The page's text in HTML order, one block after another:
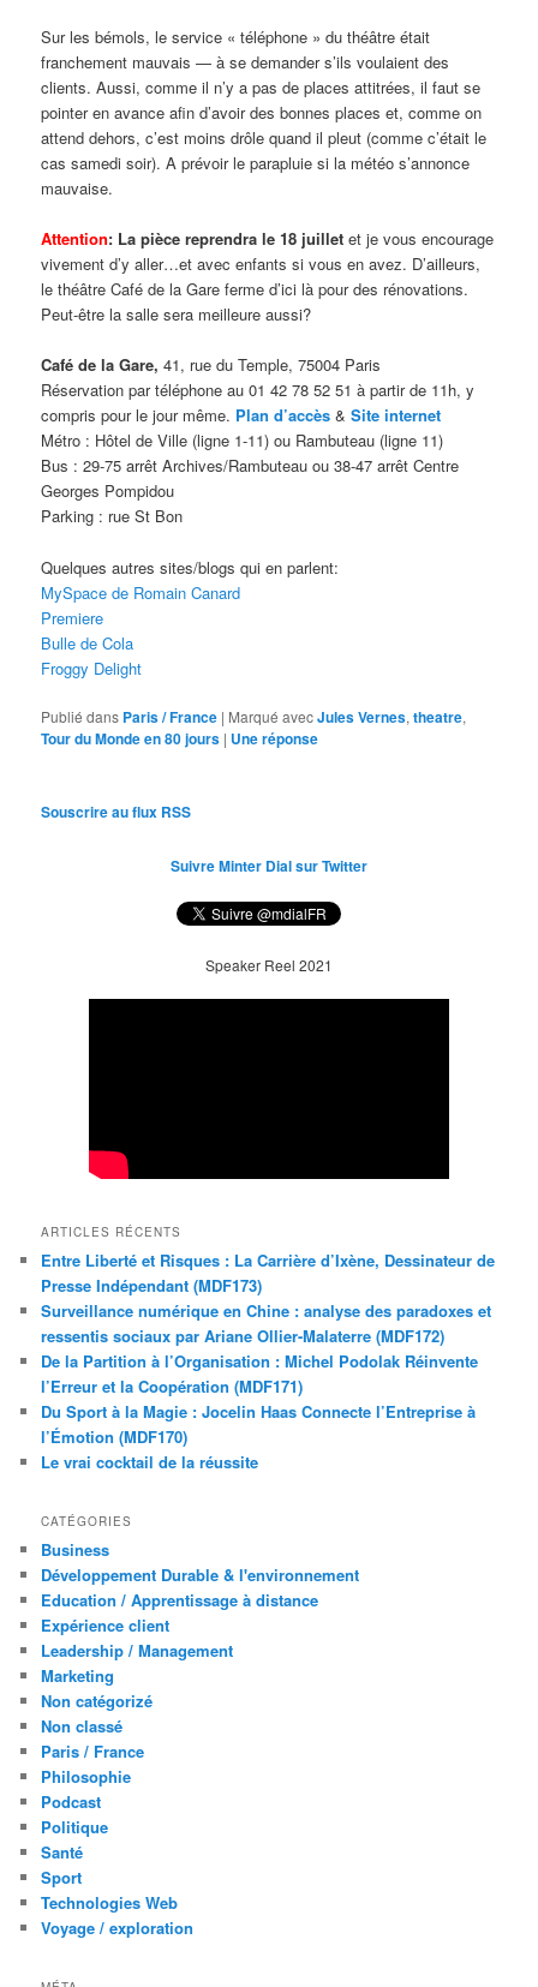
Sur les bémols, le service « téléphone » du théâtre était
franchement mauvais — à se demander s’ils voulaient des
clients. Aussi, comme il n’y a pas de places attitrées, il faut se
pointer en avance afin d’avoir des bonnes places et, comme on
attend dehors, c’est moins drôle quand il pleut (comme c’était le
cas samedi soir). A prévoir le parapluie si la météo s’annonce
mauvaise.
Attention: La pièce reprendra le 18 juillet et je vous encourage
vivement d’y aller…et avec enfants si vous en avez. D’ailleurs,
le théâtre Café de la Gare ferme d’ici là pour des rénovations.
Peut-être la salle sera meilleure aussi?
Café de la Gare, 41, rue du Temple, 75004 Paris
Réservation par téléphone au 01 42 78 52 51 à partir de 11h, y
compris pour le jour même. Plan d’accès &Site internet
Métro : Hôtel de Ville (ligne 1-11) ou Rambuteau (ligne 11)
Bus : 29-75 arrêt Archives/Rambuteau ou 38-47 arrêt Centre
Georges Pompidou
Parking : rue St Bon
Quelques autres sites/blogs qui en parlent:
MySpace de Romain Canard
Premiere
Bulle de Cola
Froggy Delight
Publié dans Paris / France | Marqué avecJules Vernes,theatre,
Tour du Monde en 80 jours | Uneréponse
Souscrire au flux RSS
Suivre Minter Dial sur Twitter
Speaker Reel 2021
ARTICLES RÉCENTS
Entre Liberté et Risques : La Carrière d’Ixène, Dessinateur de
Presse Indépendant (MDF173)
Surveillance numérique en Chine : analyse des paradoxes et
ressentis sociaux par Ariane Ollier-Malaterre (MDF172)
De la Partition à l’Organisation : Michel Podolak Réinvente
l’Erreur et la Coopération (MDF171)
Du Sport à la Magie : Jocelin Haas Connecte l’Entreprise à
l’Émotion (MDF170)
Le vrai cocktail de la réussite
CATÉGORIES
Business
Développement Durable & l'environnement
Education / Apprentissage à distance
Expérience client
Leadership / Management
Marketing
Non catégorizé
Non classé
Paris / France
Philosophie
Podcast
Politique
Santé
Sport
Technologies Web
Voyage / exploration